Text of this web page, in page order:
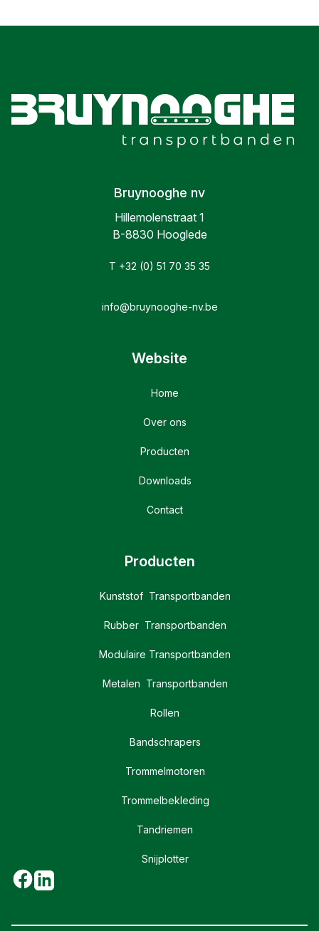
Bruynooghe nv
Hillemolenstraat 1
B-8830 Hooglede
T +32 (0) 51 70 35 35
info@bruynooghe-nv.be
Website
Home
Over ons
Producten
Downloads
Contact
Producten
Kunststof Transportbanden
Rubber Transportbanden
Modulaire Transportbanden
Metalen Transportbanden
Rollen
Bandschrapers
Trommelmotoren
Trommelbekleding
Tandriemen
Snijplotter
Facebook
Linkedin